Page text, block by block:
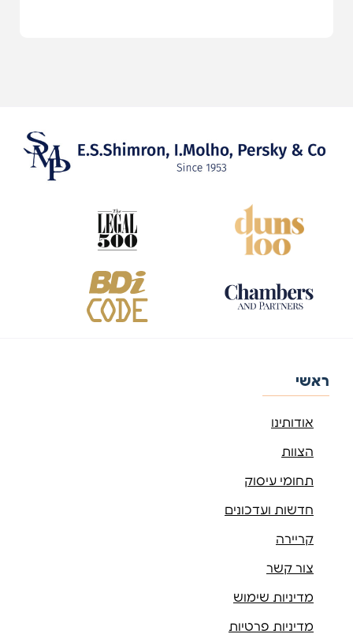
ראשי
אודותינו
הצוות
תחומי עיסוק
חדשות ועדכונים
קריירה
צור קשר
מדיניות שימוש
מדיניות פרטיות